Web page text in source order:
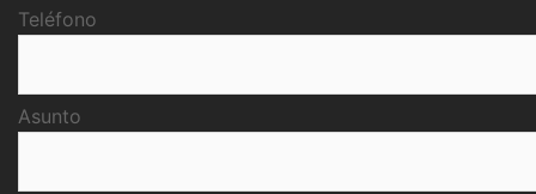
Teléfono
Asunto